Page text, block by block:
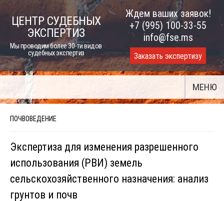
Skip
ЦЕНТР СУДЕБНЫХ
ЭКСПЕРТИЗ
Мы проводим более 30-ти видов
судебных экспертиз
Ждем ваших заявок!
+7 (995) 100-33-55
info@fse.ms
Заказать экспертизу
МЕНЮ
ПОЧВОВЕДЕНИЕ
Экспертиза для изменения разрешенного
использования (РВИ) земель
сельскохозяйственного назначения: анализ
грунтов и почв